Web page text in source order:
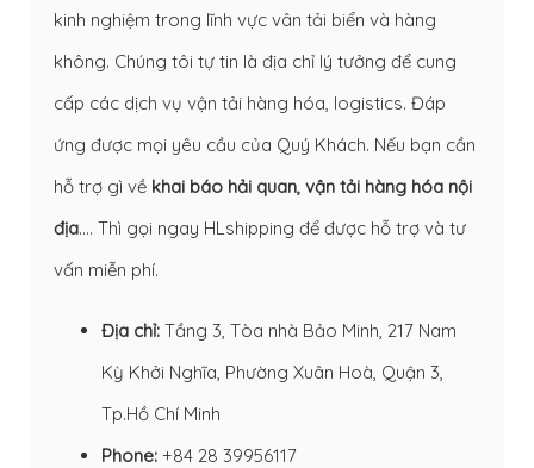
kinh nghiệm trong lĩnh vực vân tải biển và hàng
không. Chúng tôi tự tin là địa chỉ lý tưởng để cung
cấp các dịch vụ vận tải hàng hóa, logistics. Đáp
ứng được mọi yêu cầu của Quý Khách. Nếu bạn cần
hỗ trợ gì về khai báo hải quan, vận tải hàng hóa nội
địa…. Thì gọi ngay HLshipping để được hỗ trợ và tư
vấn miễn phí.
Địa chỉ: Tầng 3, Tòa nhà Bảo Minh, 217 Nam
Kỳ Khởi Nghĩa, Phường Xuân Hoà, Quận 3,
Tp.Hồ Chí Minh
Phone: +84 28 39956117